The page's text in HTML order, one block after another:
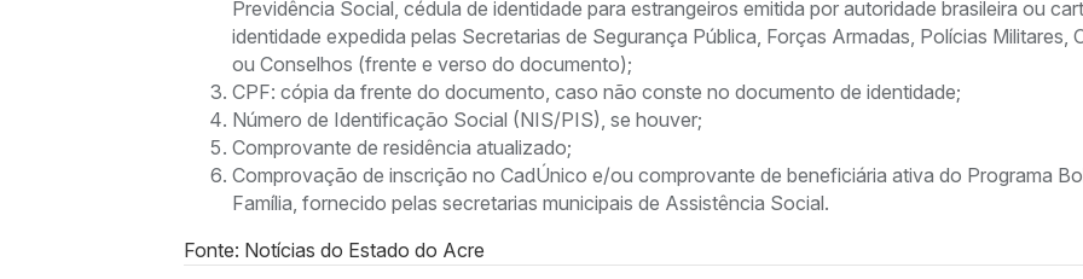
Previdência Social, cédula de identidade para estrangeiros emitida por autoridade brasileira ou
identidade expedida pelas Secretarias de Segurança Pública, Forças Armadas, Polícias Militares,
ou Conselhos (frente e verso do documento);
CPF: cópia da frente do documento, caso não conste no documento de identidade;
Número de Identificação Social (NIS/PIS), se houver;
Comprovante de residência atualizado;
Comprovação de inscrição no CadÚnico e/ou comprovante de beneficiária ativa do Programa
Família, fornecido pelas secretarias municipais de Assistência Social.
Fonte: Notícias do Estado do Acre